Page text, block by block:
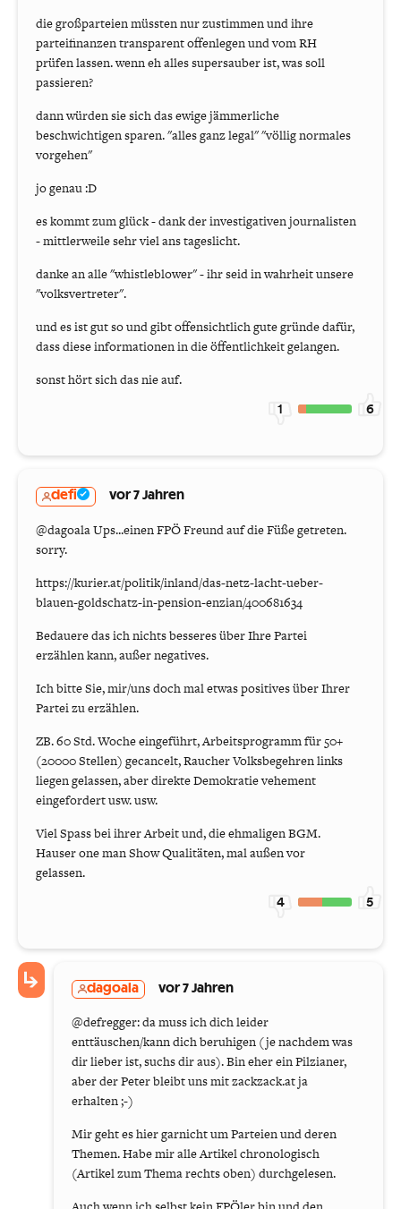
die großparteien müssten nur zustimmen und ihre
parteifinanzen transparent offenlegen und vom RH
prüfen lassen. wenn eh alles supersauber ist, was soll
passieren?
dann würden sie sich das ewige jämmerliche
beschwichtigen sparen. "alles ganz legal" "völlig normales
vorgehen"
jo genau :D
es kommt zum glück - dank der investigativen journalisten
- mittlerweile sehr viel ans tageslicht.
danke an alle "whistleblower" - ihr seid in wahrheit unsere
"volksvertreter".
und es ist gut so und gibt offensichtlich gute gründe dafür,
dass diese informationen in die öffentlichkeit gelangen.
sonst hört sich das nie auf.
1 6
defi vor 7 Jahren
@dagoala Ups...einen FPÖ Freund auf die Füße getreten.
sorry.
https://kurier.at/politik/inland/das-netz-lacht-ueber-
blauen-goldschatz-in-pension-enzian/400681634
Bedauere das ich nichts besseres über Ihre Partei
erzählen kann, außer negatives.
Ich bitte Sie, mir/uns doch mal etwas positives über Ihrer
Partei zu erzählen.
ZB. 60 Std. Woche eingeführt, Arbeitsprogramm für 50+
(20000 Stellen) gecancelt, Raucher Volksbegehren links
liegen gelassen, aber direkte Demokratie vehement
eingefordert usw. usw.
Viel Spass bei ihrer Arbeit und, die ehmaligen BGM.
Hauser one man Show Qualitäten, mal außen vor
gelassen.
4 5
dagoala vor 7 Jahren
@defregger: da muss ich dich leider
enttäuschen/kann dich beruhigen (je nachdem was
dir lieber ist, suchs dir aus). Bin eher ein Pilzianer,
aber der Peter bleibt uns mit zackzack.at ja
erhalten ;-)
Mir geht es hier garnicht um Parteien und deren
Themen. Habe mir alle Artikel chronologisch
(Artikel zum Thema rechts oben) durchgelesen.